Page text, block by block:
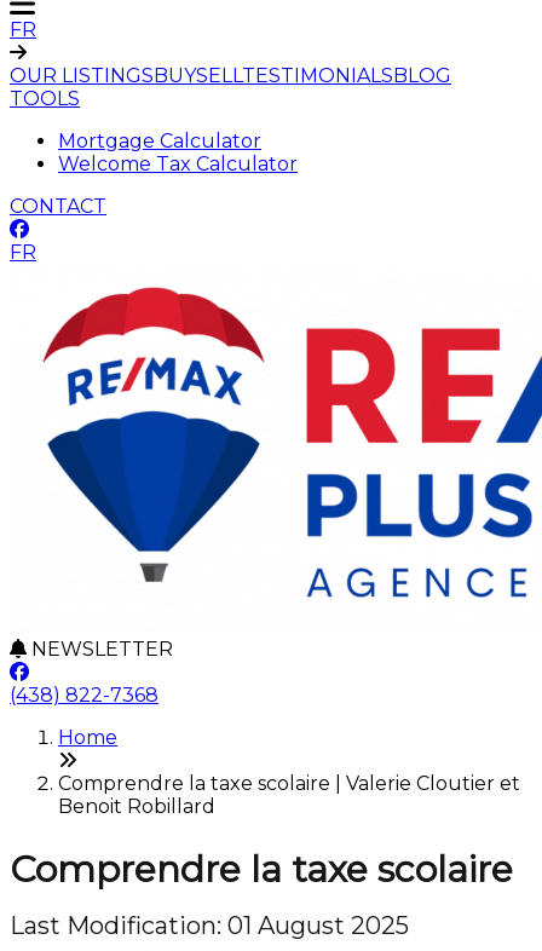
FR
OUR LISTINGSBUYSELLTESTIMONIALSBLOG
TOOLS
Mortgage Calculator
Welcome Tax Calculator
CONTACT
FR
NEWSLETTER
(438) 822-7368
Home
Comprendre la taxe scolaire | Valerie Cloutier et
Benoit Robillard
Comprendre la taxe scolaire
Last Modification: 01 August 2025